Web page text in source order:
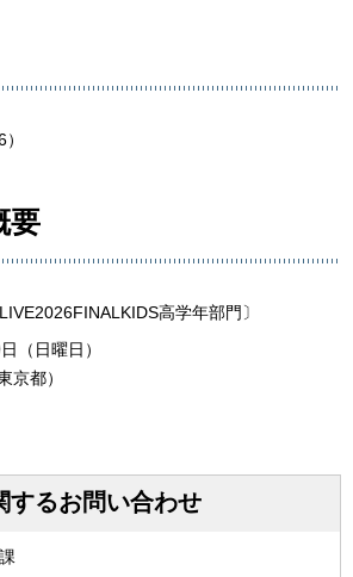
要
高学年部門〕
（日曜日）
京都）
するお問い合わせ